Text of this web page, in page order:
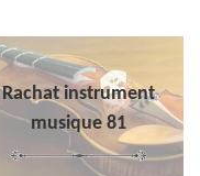
Rachat instrument
musique 81